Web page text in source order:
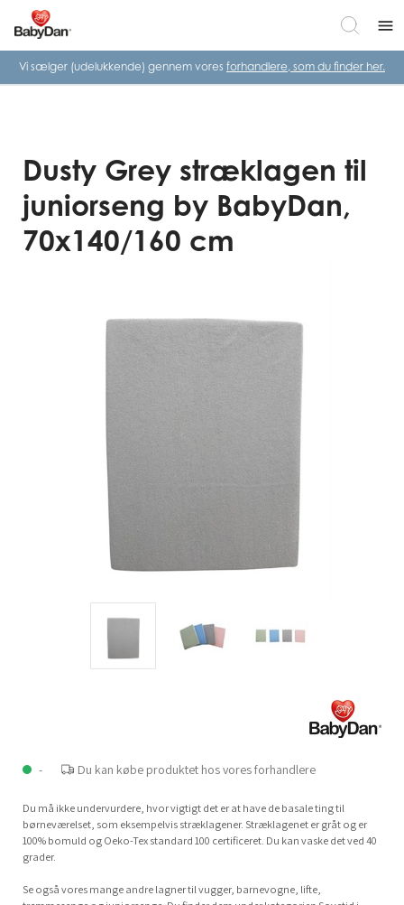
menu
Vi sælger (udelukkende) gennem vores forhandlere, som du finder her.
- Du kan købe produktet hos vores forhandlere
Du må ikke undervurdere, hvor vigtigt det er at have de basale ting til
børneværelset, som eksempelvis stræklagener. Stræklagenet er gråt og er
100% bomuld og Oeko-Tex standard 100 certificeret. Du kan vaske det ved 40
grader.
Se også vores mange andre lagner til vugger, barnevogne, lifte,
Dusty Grey stræklagen til
juniorseng by BabyDan,
70x140/160 cm